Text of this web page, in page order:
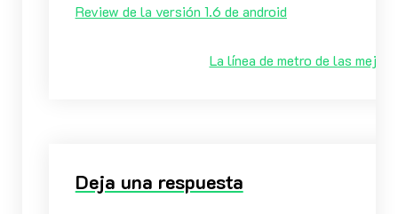
Review de la versión 1.6 de android
La línea de metro de las
Deja una respuesta